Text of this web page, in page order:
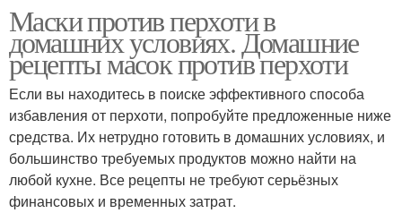
Маски против перхоти в
домашних условиях. Домашние
рецепты масок против перхоти
Если вы находитесь в поиске эффективного способа
избавления от перхоти, попробуйте предложенные ниже
средства. Их нетрудно готовить в домашних условиях, и
большинство требуемых продуктов можно найти на
любой кухне. Все рецепты не требуют серьёзных
финансовых и временных затрат.